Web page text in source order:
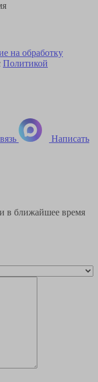
на обработку
Политикой
Написать
в ближайшее время